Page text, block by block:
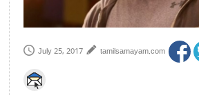
பாகிஸ்தானின் அணு ஆயுத மிரட்டலுக்கு
தமிழக சட்டப்பேரவையில் காலியிடங்கள் 6 ஆக உயர்வு
July 25, 2017 tamilsamayam.com